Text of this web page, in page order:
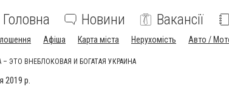
Головна Новини Вакансії
Афіша Карта міста Нерухомість Авто /
ЭТО ВНЕБЛОКОВАЯ И БОГАТАЯ УКРАИНА
2019 р.